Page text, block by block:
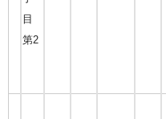
目
第2